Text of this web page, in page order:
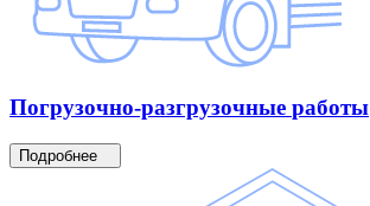
Погрузочно-разгрузочные работы
Подробнее